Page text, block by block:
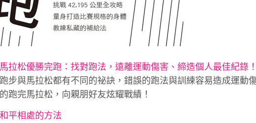
拉松優勝完跑：找對跑法，遠離運動傷害、締造個人最佳紀錄
步與馬拉松都有不同的祕訣，錯誤的跑法與訓練容易造成運動
跑完馬拉松，向親朋好友炫耀戰績！
平相處的方法